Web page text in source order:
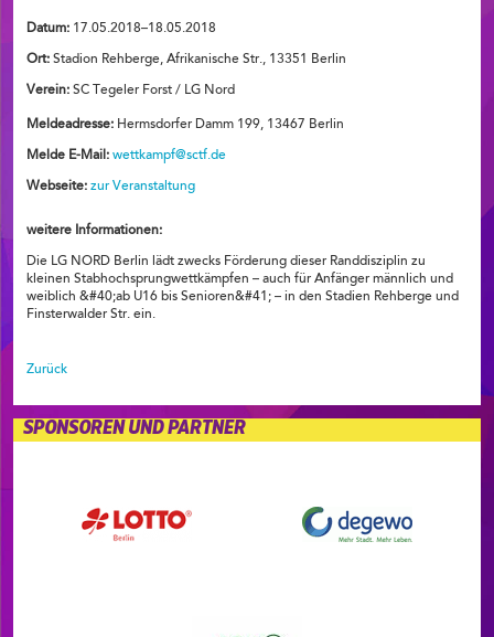
Datum: 17.05.2018–18.05.2018
Ort: Stadion Rehberge, Afrikanische Str., 13351 Berlin
Verein: SC Tegeler Forst / LG Nord
Meldeadresse: Hermsdorfer Damm 199, 13467 Berlin
Melde E-Mail: wettkampf@sctf.de
Webseite: zur Veranstaltung
weitere Informationen:
Die LG NORD Berlin lädt zwecks Förderung dieser Randdisziplin zu
kleinen Stabhochsprungwettkämpfen – auch für Anfänger männlich und
weiblich &#40;ab U16 bis Senioren&#41; – in den Stadien Rehberge und
Finsterwalder Str. ein.
Zurück
SPONSOREN UND PARTNER